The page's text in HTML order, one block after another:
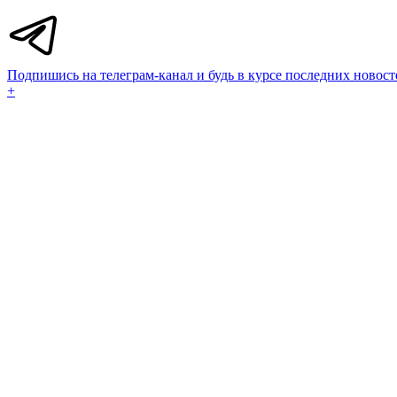
Подпишись на телеграм-канал и будь в курсе последних
+